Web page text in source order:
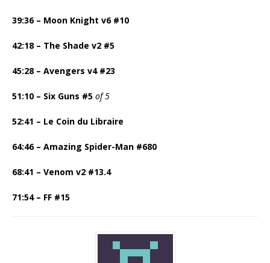
39:36 – Moon Knight v6 #10
42:18 – The Shade v2 #5
45:28 – Avengers v4 #23
51:10 – Six Guns #5 of 5
52:41 – Le Coin du Libraire
64:46 – Amazing Spider-Man #680
68:41 – Venom v2 #13.4
71:54 – FF #15